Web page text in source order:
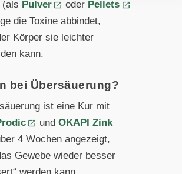
(als Pulver oder Pellets
die Toxine abbindet,
Körper sie leichter
kann.
bei Übersäuerung?
ist eine Kur mit
undOKAPI Zink
4 Wochen angezeigt,
Gewebe wieder besser